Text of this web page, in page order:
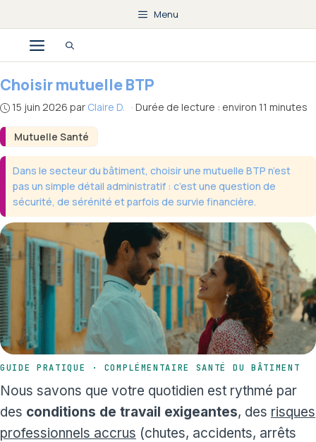
au
contenu
Menu
Menu
Mutuelle Santé
Choisir mutuelle BTP
15 juin 2026 par Claire D. · Durée de lecture : environ 11 minutes
Dans le secteur du bâtiment, choisir une mutuelle BTP n’est
pas un simple détail administratif : c’est une question de
sécurité, de sérénité et parfois de survie financière.
GUIDE PRATIQUE · COMPLÉMENTAIRE SANTÉ DU BÂTIMENT
Nous savons que votre quotidien est rythmé par
des conditions de travail exigeantes, des risques
professionnels accrus (chutes, accidents, arrêts